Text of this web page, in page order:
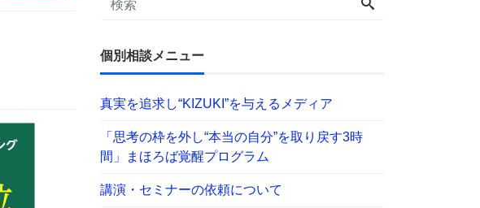
個別相談メニュー
真実を追求し“KIZUKI”を与えるメディア
「思考の枠を外し“本当の自分”を取り戻す3時
間」まほろば覚醒プログラム
講演・セミナーの依頼について